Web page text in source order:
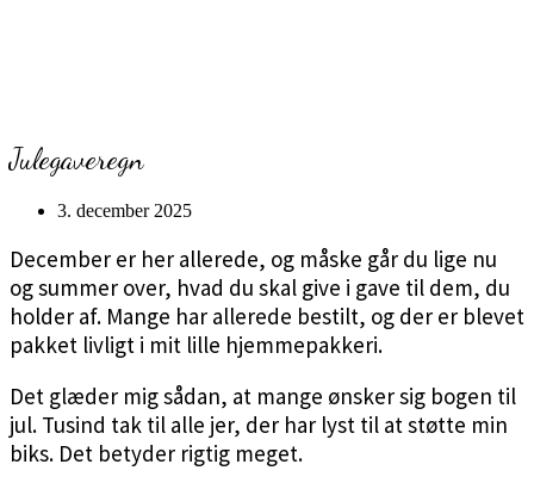
Julegaveregn
3. december 2025
December er her allerede, og måske går du lige nu
og summer over, hvad du skal give i gave til dem, du
holder af. Mange har allerede bestilt, og der er blevet
pakket livligt i mit lille hjemmepakkeri.
Det glæder mig sådan, at mange ønsker sig bogen til
jul. Tusind tak til alle jer, der har lyst til at støtte min
biks. Det betyder rigtig meget.